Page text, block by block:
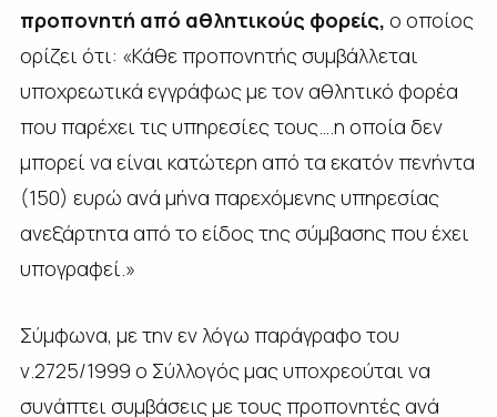
προπονητή από αθλητικούς φορείς, ο οποίος
ορίζει ότι: «Κάθε προπονητής συμβάλλεται
υποχρεωτικά εγγράφως με τον αθλητικό φορέα
που παρέχει τις υπηρεσίες τους….η οποία δεν
μπορεί να είναι κατώτερη από τα εκατόν πενήντα
(150) ευρώ ανά μήνα παρεχόμενης υπηρεσίας
ανεξάρτητα από το είδος της σύμβασης που έχει
υπογραφεί.»
Σύμφωνα, με την εν λόγω παράγραφο του
ν.2725/1999 ο Σύλλογός μας υποχρεούται να
συνάπτει συμβάσεις με τους προπονητές ανά